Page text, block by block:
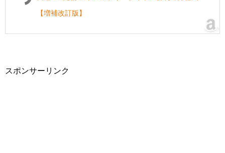
【増補改訂版】
スポンサーリンク